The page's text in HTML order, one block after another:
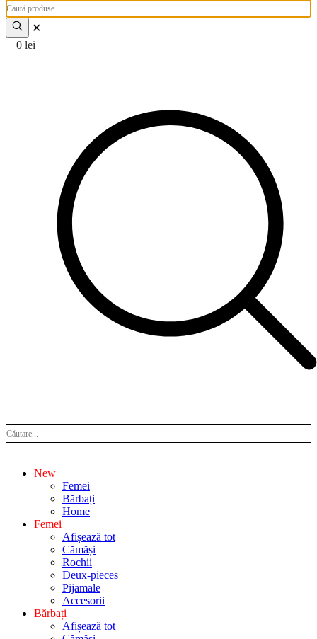
✕
0 lei
New
Femei
Bărbați
Home
Femei
Afișează tot
Cămăși
Rochii
Deux-pieces
Pijamale
Accesorii
Bărbați
Afișează tot